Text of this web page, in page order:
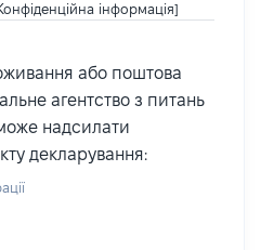
інформація]
або поштова
агентство з питань
надсилати
декларування: